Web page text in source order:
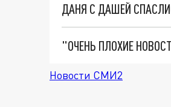
ДАНЯ С ДАШЕЙ
Новости СМИ2